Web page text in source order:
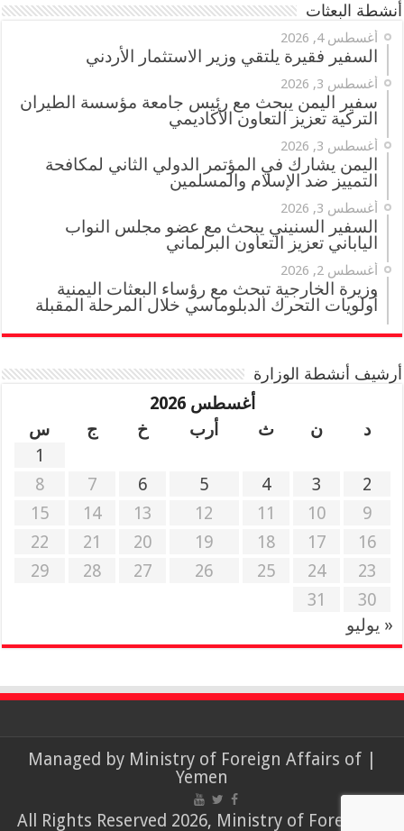
أنشطة البعثات
أغسطس 4, 2026
السفير فقيرة يلتقي وزير الاستثمار الأردني
أغسطس 3, 2026
سفير اليمن يبحث مع رئيس جامعة مؤسسة الطيران
التركية تعزيز التعاون الأكاديمي
أغسطس 3, 2026
اليمن يشارك في المؤتمر الدولي الثاني لمكافحة
التمييز ضد الإسلام والمسلمين
أغسطس 3, 2026
السفير السنيني يبحث مع عضو مجلس النواب
الياباني تعزيز التعاون البرلماني
أغسطس 2, 2026
وزيرة الخارجية تبحث مع رؤساء البعثات اليمنية
أولويات التحرك الدبلوماسي خلال المرحلة المقبلة
أرشيف أنشطة الوزارة
أغسطس 2026
د
ن ث أرب خ ج
س
1
2
3
4
5
6
7
8
9
10
11
12
13
14
15
16
17
18
19
20
21
22
23
24
25
26
27
28
29
30
31
« يوليو
| Managed by
Ministry of Foreign Affairs of
Yemen
© All Rights Reserved 2026, Ministry of Foreign